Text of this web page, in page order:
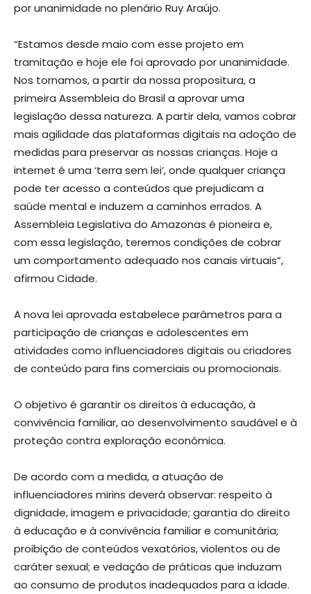
por unanimidade no plenário Ruy Araújo.
“Estamos desde maio com esse projeto em
tramitação e hoje ele foi aprovado por unanimidade.
Nos tornamos, a partir da nossa propositura, a
primeira Assembleia do Brasil a aprovar uma
legislação dessa natureza. A partir dela, vamos cobrar
mais agilidade das plataformas digitais na adoção de
medidas para preservar as nossas crianças. Hoje a
internet é uma ‘terra sem lei’, onde qualquer criança
pode ter acesso a conteúdos que prejudicam a
saúde mental e induzem a caminhos errados. A
Assembleia Legislativa do Amazonas é pioneira e,
com essa legislação, teremos condições de cobrar
um comportamento adequado nos canais virtuais”,
afirmou Cidade.
A nova lei aprovada estabelece parâmetros para a
participação de crianças e adolescentes em
atividades como influenciadores digitais ou criadores
de conteúdo para fins comerciais ou promocionais.
O objetivo é garantir os direitos à educação, à
convivência familiar, ao desenvolvimento saudável e à
proteção contra exploração econômica.
De acordo com a medida, a atuação de
influenciadores mirins deverá observar: respeito à
dignidade, imagem e privacidade; garantia do direito
à educação e à convivência familiar e comunitária;
proibição de conteúdos vexatórios, violentos ou de
caráter sexual; e vedação de práticas que induzam
ao consumo de produtos inadequados para a idade.